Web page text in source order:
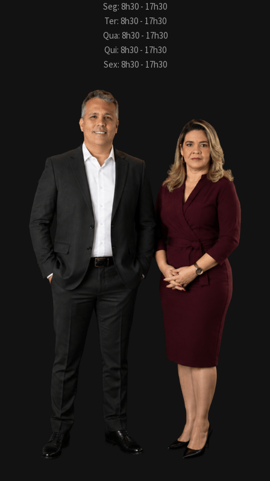
Seg: 8h30 - 17h30
Ter: 8h30 - 17h30
Qua: 8h30 - 17h30
Qui: 8h30 - 17h30
Sex: 8h30 - 17h30